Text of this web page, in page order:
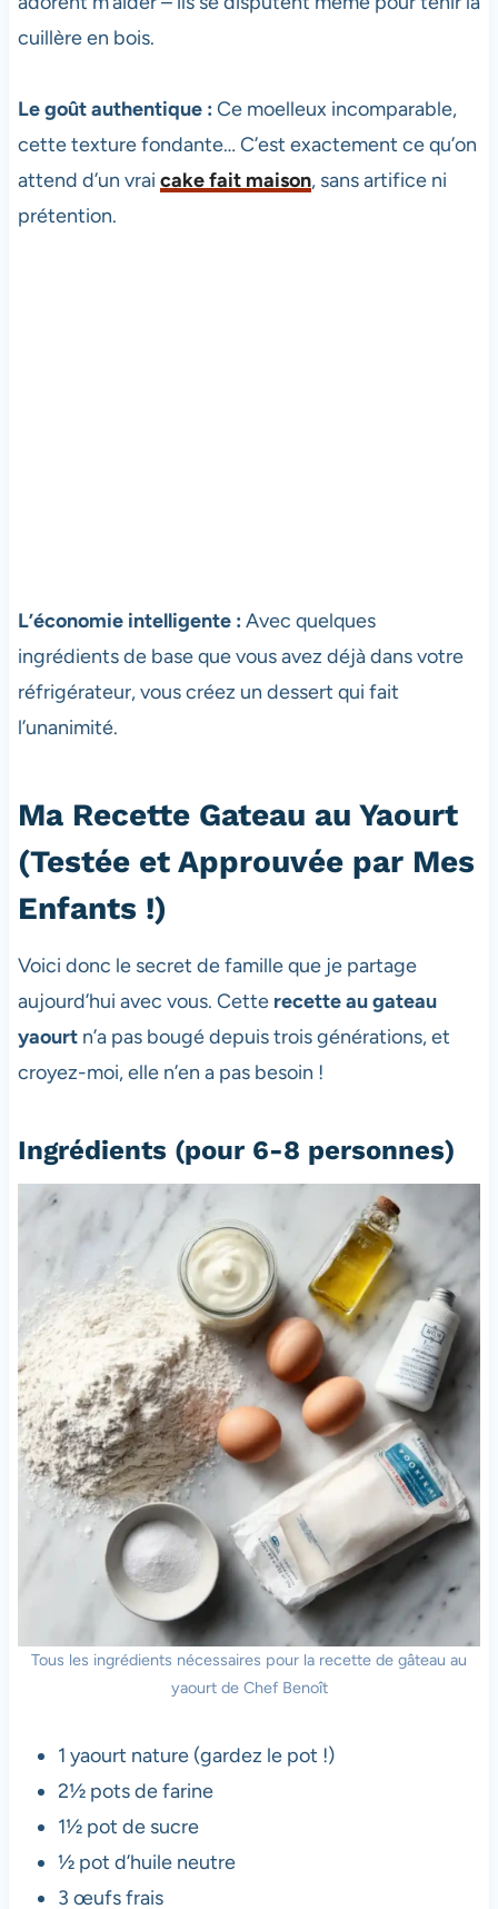
cuillère en bois.
Le goût authentique : Ce moelleux incomparable,
cette texture fondante… C’est exactement ce qu’on
attend d’un vrai cake fait maison, sans artifice ni
prétention.
L’économie intelligente : Avec quelques
ingrédients de base que vous avez déjà dans votre
réfrigérateur, vous créez un dessert qui fait
l’unanimité.
Ma Recette Gateau au Yaourt
(Testée et Approuvée par Mes
Enfants !)
Voici donc le secret de famille que je partage
aujourd’hui avec vous. Cette recette au gateau
yaourtn’a pas bougé depuis trois générations, et
croyez-moi, elle n’en a pas besoin !
Ingrédients (pour 6-8 personnes)
Tous les ingrédients nécessaires pour la recette de gâteau au
yaourt de Chef Benoît
1 yaourt nature (gardez le pot !)
2½ pots de farine
1½ pot de sucre
½ pot d’huile neutre
3 œufs frais